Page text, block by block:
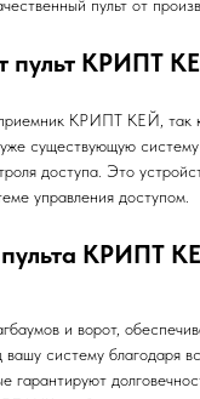
пульт от
пульт КРИПТ
КРИПТ КЕЙ, так
существующую
доступа. Это
управления доступом.
КРИПТ
и ворот,
систему благодаря